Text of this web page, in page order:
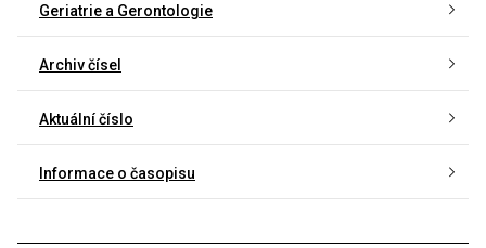
Geriatrie a Gerontologie
Archiv čísel
Aktuální číslo
Informace o časopisu